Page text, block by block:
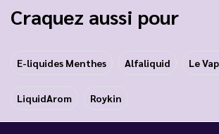
Craquez aussi pour
E-liquides Menthes Alfaliquid Le
LiquidArom Roykin